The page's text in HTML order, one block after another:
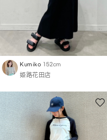
Kumiko 152cm
姫路花田店